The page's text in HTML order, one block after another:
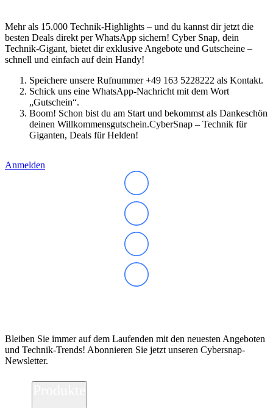
Mehr als 15.000 Technik-Highlights – und du kannst dir jetzt die
besten Deals direkt per WhatsApp sichern! Cyber Snap, dein
Technik-Gigant, bietet dir exklusive Angebote und Gutscheine –
schnell und einfach auf dein Handy!
Speichere unsere Rufnummer +49 163 5228222 als Kontakt.
Schick uns eine WhatsApp-Nachricht mit dem Wort
„Gutschein“.
Boom! Schon bist du am Start und bekommst als Dankeschön
deinen Willkommensgutschein.CyberSnap – Technik für
Giganten, Deals für Helden!
Anmelden
Bleiben Sie immer auf dem Laufenden mit den neuesten Angeboten
und Technik-Trends! Abonnieren Sie jetzt unseren Cybersnap-
Newsletter.